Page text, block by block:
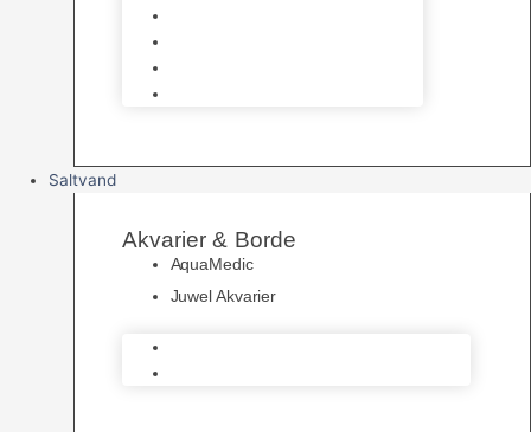
Saltvand
Akvarier & Borde
AquaMedic
Juwel Akvarier